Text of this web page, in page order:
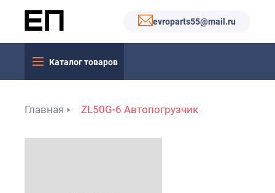
evroparts55@mail.ru
Каталог товаров
Главная ZL50G-6 Автопогрузчик